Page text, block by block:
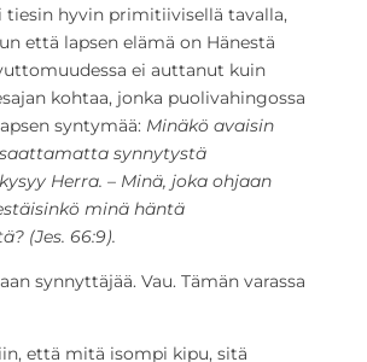
tiesin hyvin primitiivisellä tavalla,
että lapsen elämä on Hänestä
ei auttanut kuin
kohtaa, jonka puolivahingossa
syntymää: Minäkö avaisin
synnytystä
Herra. – Minä, joka ohjaan
minä häntä
(Jes. 66:9).
synnyttäjää. Vau. Tämän varassa
että mitä isompi kipu, sitä